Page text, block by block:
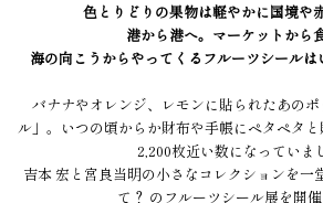
色とりどりの果物は軽やかに国境や
港から港へ。マーケットから
海の向こうからやってくるフルーツシール
バナナやオレンジ、レモンに貼られたあの
ル」。いつの頃からか財布や手帳にペタペタ
2,200枚近い数になっていま
吉本 宏と宮良当明の小さなコレクションを一
て？ のフルーツシール展を開催